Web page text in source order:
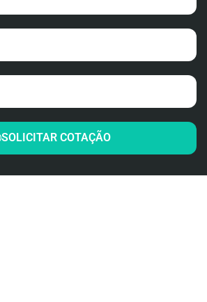
SOLICITAR COTAÇÃO